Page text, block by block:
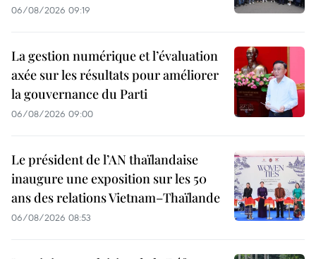
06/08/2026 09:19
La gestion numérique et l’évaluation
axée sur les résultats pour améliorer
la gouvernance du Parti
06/08/2026 09:00
Le président de l’AN thaïlandaise
inaugure une exposition sur les 50
ans des relations Vietnam–Thaïlande
06/08/2026 08:53